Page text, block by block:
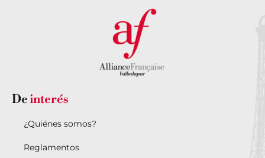
Deinterés
¿Quiénes somos?
Reglamentos